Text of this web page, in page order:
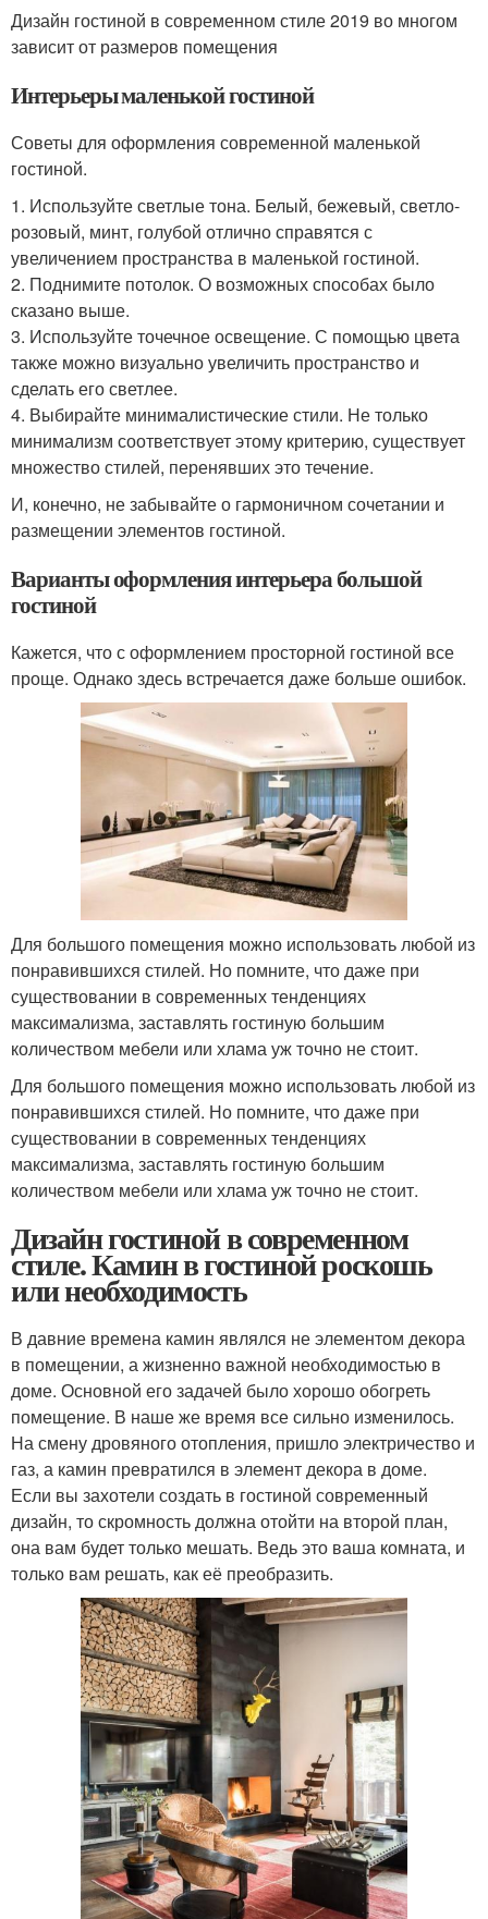
Дизайн гостиной в современном стиле 2019 во многом
зависит от размеров помещения
Интерьеры маленькой гостиной
Советы для оформления современной маленькой
гостиной.
1. Используйте светлые тона. Белый, бежевый, светло-
розовый, минт, голубой отлично справятся с
увеличением пространства в маленькой гостиной.
2. Поднимите потолок. О возможных способах было
сказано выше.
3. Используйте точечное освещение. С помощью цвета
также можно визуально увеличить пространство и
сделать его светлее.
4. Выбирайте минималистические стили. Не только
минимализм соответствует этому критерию, существует
множество стилей, перенявших это течение.
И, конечно, не забывайте о гармоничном сочетании и
размещении элементов гостиной.
Варианты оформления интерьера большой
гостиной
Кажется, что с оформлением просторной гостиной все
проще. Однако здесь встречается даже больше ошибок.
Для большого помещения можно использовать любой из
понравившихся стилей. Но помните, что даже при
существовании в современных тенденциях
максимализма, заставлять гостиную большим
количеством мебели или хлама уж точно не стоит.
Для большого помещения можно использовать любой из
понравившихся стилей. Но помните, что даже при
существовании в современных тенденциях
максимализма, заставлять гостиную большим
количеством мебели или хлама уж точно не стоит.
Дизайн гостиной в современном
стиле. Камин в гостиной роскошь
или необходимость
В давние времена камин являлся не элементом декора
в помещении, а жизненно важной необходимостью в
доме. Основной его задачей было хорошо обогреть
помещение. В наше же время все сильно изменилось.
На смену дровяного отопления, пришло электричество и
газ, а камин превратился в элемент декора в доме.
Если вы захотели создать в гостиной современный
дизайн, то скромность должна отойти на второй план,
она вам будет только мешать. Ведь это ваша комната, и
только вам решать, как её преобразить.